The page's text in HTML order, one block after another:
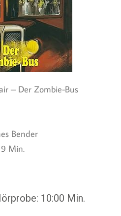
– Der Zombie-Bus
Bender
Min.
10:00 Min.